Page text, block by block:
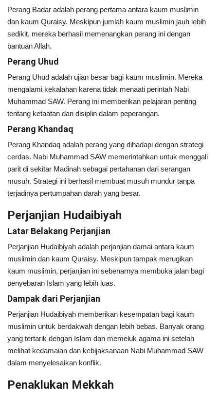
Perang Badar adalah perang pertama antara kaum muslimin
dan kaum Quraisy. Meskipun jumlah kaum muslimin jauh lebih
sedikit, mereka berhasil memenangkan perang ini dengan
bantuan Allah.
Perang Uhud
Perang Uhud adalah ujian besar bagi kaum muslimin. Mereka
mengalami kekalahan karena tidak menaati perintah Nabi
Muhammad SAW. Perang ini memberikan pelajaran penting
tentang ketaatan dan disiplin dalam peperangan.
Perang Khandaq
Perang Khandaq adalah perang yang dihadapi dengan strategi
cerdas. Nabi Muhammad SAW memerintahkan untuk menggali
parit di sekitar Madinah sebagai pertahanan dari serangan
musuh. Strategi ini berhasil membuat musuh mundur tanpa
terjadinya pertumpahan darah yang besar.
Perjanjian Hudaibiyah
Latar Belakang Perjanjian
Perjanjian Hudaibiyah adalah perjanjian damai antara kaum
muslimin dan kaum Quraisy. Meskipun tampak merugikan
kaum muslimin, perjanjian ini sebenarnya membuka jalan bagi
penyebaran Islam yang lebih luas.
Dampak dari Perjanjian
Perjanjian Hudaibiyah memberikan kesempatan bagi kaum
muslimin untuk berdakwah dengan lebih bebas. Banyak orang
yang tertarik dengan Islam dan memeluk agama ini setelah
melihat kedamaian dan kebijaksanaan Nabi Muhammad SAW
dalam menyelesaikan konflik.
Penaklukan Mekkah